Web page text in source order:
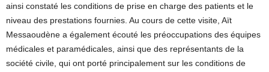
ainsi constaté les conditions de prise en charge des patients et le
niveau des prestations fournies. Au cours de cette visite, Aït
Messaoudène a également écouté les préoccupations des équipes
médicales et paramédicales, ainsi que des représentants de la
société civile, qui ont porté principalement sur les conditions de